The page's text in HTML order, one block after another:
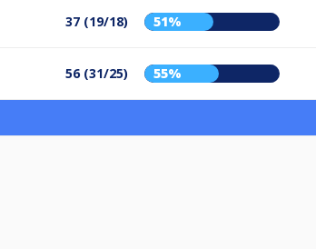
37 (19/18) 51%
56 (31/25) 55%